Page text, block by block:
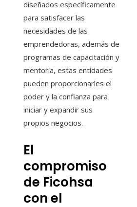
diseñados específicamente
para satisfacer las
necesidades de las
emprendedoras, además de
programas de capacitación y
mentoría, estas entidades
pueden proporcionarles el
poder y la confianza para
iniciar y expandir sus
propios negocios.
El
compromiso
de Ficohsa
con el